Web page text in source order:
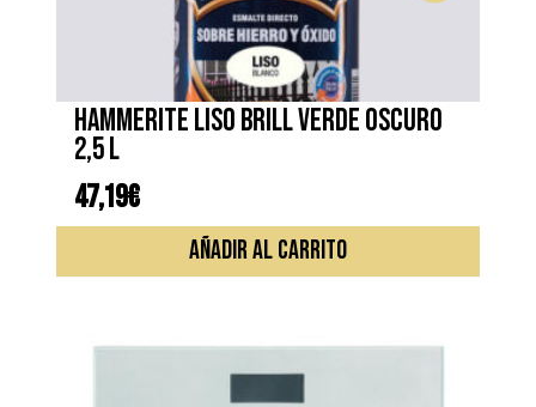
HAMMERITE LISO BRILL VERDE OSCURO
2,5 L
47,19€
AÑADIR AL CARRITO